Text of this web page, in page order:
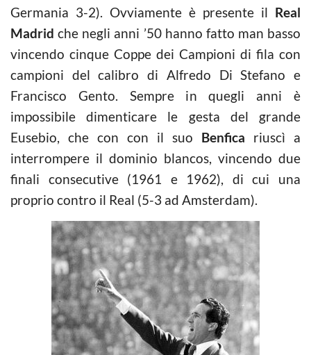
Germania 3-2). Ovviamente è presente il Real
Madrid che negli anni ’50 hanno fatto man basso
vincendo cinque Coppe dei Campioni di fila con
campioni del calibro di Alfredo Di Stefano e
Francisco Gento. Sempre in quegli anni è
impossibile dimenticare le gesta del grande
Eusebio, che con con il suo Benfica riuscì a
interrompere il dominio blancos, vincendo due
finali consecutive (1961 e 1962), di cui una
proprio contro il Real (5-3 ad Amsterdam).